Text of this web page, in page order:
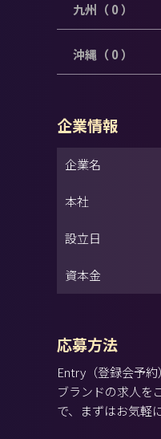
九州（ 0 ）
沖縄（ 0 ）
企業情報
企業名
本社
設立日
資本金
応募方法
Entry（登録会予
ブランドの求人を
で、まずはお気軽